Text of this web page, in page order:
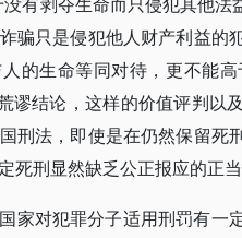
骗只是侵犯他人财产利益
的生命等同对待，更不能
谬结论，这样的价值评判
刑法，即使是在仍然保留死
死刑显然缺乏公正报应的正当
家对犯罪分子适用刑罚有一